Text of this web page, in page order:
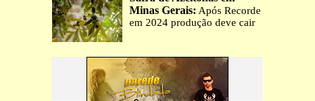
Minas Gerais: Após Recorde
em 2024 produção deve cair